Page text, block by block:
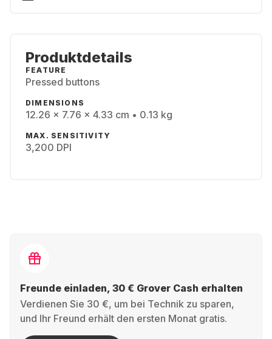
Produktdetails
FEATURE
Pressed buttons
DIMENSIONS
12.26 x 7.76 x 4.33 cm • 0.13 kg
MAX. SENSITIVITY
3,200 DPI
Freunde einladen, 30 € Grover Cash erhalten
Verdienen Sie 30 €, um bei Technik zu sparen,
und Ihr Freund erhält den ersten Monat gratis.